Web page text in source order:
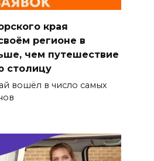
края
регионе в
чем путешествие
столицу
вошёл в число самых